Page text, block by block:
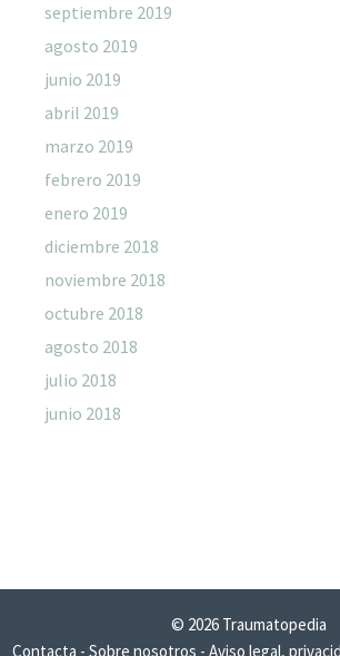
septiembre 2019
agosto 2019
junio 2019
abril 2019
marzo 2019
febrero 2019
enero 2019
diciembre 2018
noviembre 2018
octubre 2018
agosto 2018
julio 2018
junio 2018
© 2026 Traumatopedia
Contacta - Sobre nosotros - Aviso legal,